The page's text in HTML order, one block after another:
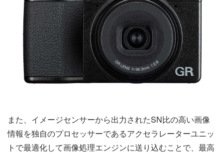
また、イメージセンサーから出力されたSN比の高い画像
情報を独自のプロセッサーであるアクセラレーターユニッ
トで最適化して画像処理エンジンに送り込むことで、最高